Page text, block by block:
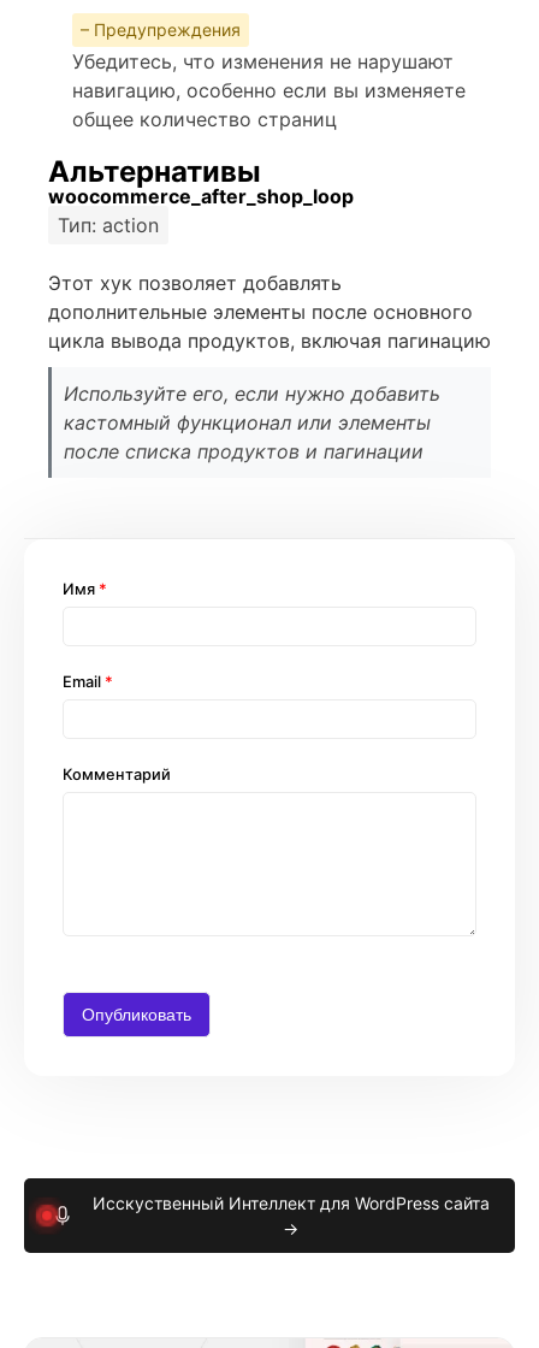
– Предупреждения
Убедитесь, что изменения не нарушают
навигацию, особенно если вы изменяете
общее количество страниц
Альтернативы
woocommerce_after_shop_loop
Тип: action
Этот хук позволяет добавлять
дополнительные элементы после основного
цикла вывода продуктов, включая пагинацию
Используйте его, если нужно добавить
кастомный функционал или элементы
после списка продуктов и пагинации
Комментарий
Имя *
Email *
Исскуственный Интеллект для WordPress сайта
→